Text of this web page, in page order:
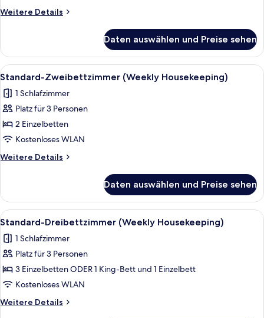
(Weekly
Housekeeping)
Weitere Details
Weitere
1 King-
Bett
(Weekly
Daten auswählen und Preise sehen
Alle
Fotos
für
Standard-
Zweibettzimmer
(Weekly
Housekeeping)
anzeigen
Ein Hotelzimmer mit zwei Betten,
6
Standard-Zweibettzimmer (Weekly Housekeeping)
1 Schlafzimmer
Platz für 3 Personen
2 Einzelbetten
Kostenloses WLAN
Weitere Details
Weitere
Zweibettzimmer
(Weekly
Housekeeping)
Daten auswählen und Preise sehen
Alle
Fotos
für
Standard-
Dreibettzimmer
(Weekly
Housekeeping)
anzeigen
Zimmersafe, Schreibtisch,
5
Standard-Dreibettzimmer (Weekly Housekeeping)
1 Schlafzimmer
Platz für 3 Personen
3 Einzelbetten ODER 1 King-Bett und 1 Einzelbett
Kostenloses WLAN
Weitere Details
Weitere